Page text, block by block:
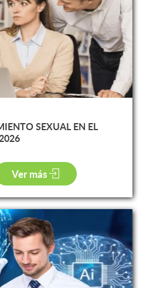
SEXUAL EN EL
Ver más